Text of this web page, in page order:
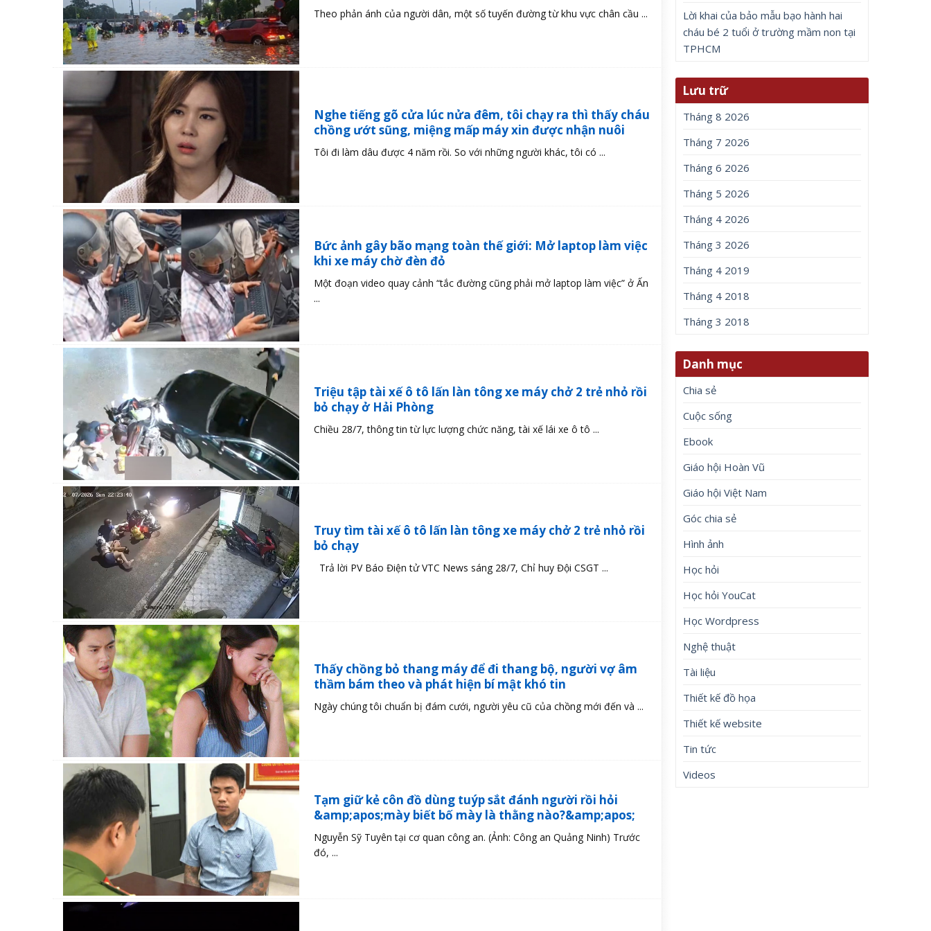
Theo phản ánh của người dân, một số tuyến đường từ khu vực chân cầu ...
Nghe tiếng gõ cửa lúc nửa đêm, tôi chạy ra thì thấy cháu
chồng ướt sũng, miệng mấp máy xin được nhận nuôi
Tôi đi làm dâu được 4 năm rồi. So với những người khác, tôi có ...
Bức ảnh gây bão mạng toàn thế giới: Mở laptop làm việc
khi xe máy chờ đèn đỏ
Một đoạn video quay cảnh “tắc đường cũng phải mở laptop làm việc” ở Ấn
...
Triệu tập tài xế ô tô lấn làn tông xe máy chở 2 trẻ nhỏ rồi
bỏ chạy ở Hải Phòng
Chiều 28/7, thông tin từ lực lượng chức năng, tài xế lái xe ô tô ...
Truy tìm tài xế ô tô lấn làn tông xe máy chở 2 trẻ nhỏ rồi
bỏ chạy
Trả lời PV Báo Điện tử VTC News sáng 28/7, Chỉ huy Đội CSGT ...
Thấy chồng bỏ thang máy để đi thang bộ, người vợ âm
thầm bám theo và phát hiện bí mật khó tin
Ngày chúng tôi chuẩn bị đám cưới, người yêu cũ của chồng mới đến và ...
Tạm giữ kẻ côn đồ dùng tuýp sắt đánh người rồi hỏi
&amp;apos;mày biết bố mày là thằng nào?&amp;apos;
Nguyễn Sỹ Tuyên tại cơ quan công an. (Ảnh: Công an Quảng Ninh) Trước
đó, ...
Lời khai của bảo mẫu bạo hành hai
cháu bé 2 tuổi ở trường mầm non tại
TPHCM
Lưu trữ
Tháng 8 2026
Tháng 7 2026
Tháng 6 2026
Tháng 5 2026
Tháng 4 2026
Tháng 3 2026
Tháng 4 2019
Tháng 4 2018
Tháng 3 2018
Danh mục
Chia sẻ
Cuộc sống
Ebook
Giáo hội Hoàn Vũ
Giáo hội Việt Nam
Góc chia sẻ
Hình ảnh
Học hỏi
Học hỏi YouCat
Học Wordpress
Nghệ thuật
Tài liệu
Thiết kế đồ họa
Thiết kế website
Tin tức
Videos